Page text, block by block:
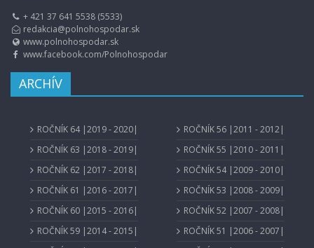
+ 421 37 641 5538 (5533)
redakcia@polnohospodar.sk
www.polnohospodar.sk
www.facebook.com/Polnohospodar
ARCHÍV
ROČNÍK 64 |2019 - 2020|
ROČNÍK 63 |2018 - 2019|
ROČNÍK 62 |2017 - 2018|
ROČNÍK 61 |2016 - 2017|
ROČNÍK 60 |2015 - 2016|
ROČNÍK 59 |2014 - 2015|
ROČNÍK 56 |2011 - 2012|
ROČNÍK 55 |2010 - 2011|
ROČNÍK 54 |2009 - 2010|
ROČNÍK 53 |2008 - 2009|
ROČNÍK 52 |2007 - 2008|
ROČNÍK 51 |2006 - 2007|